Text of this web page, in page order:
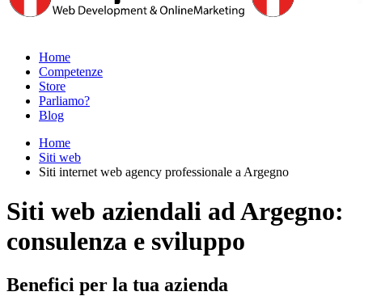
Home
Competenze
Store
Parliamo?
Blog
Home
Siti web
Siti internet web agency professionale a Argegno
Siti web aziendali ad Argegno:
consulenza e sviluppo
Benefici per la tua azienda